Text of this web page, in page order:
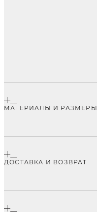
МАТЕРИАЛЫ И РАЗМЕРЫ
ДОСТАВКА И ВОЗВРАТ